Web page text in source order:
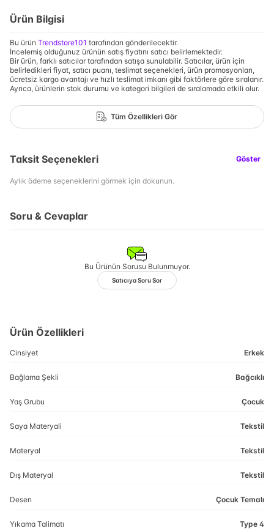
Ürün Bilgisi
Bu ürün Trendstore101 tarafından gönderilecektir.
İncelemiş olduğunuz ürünün satış fiyatını satıcı belirlemektedir.
Bir ürün, farklı satıcılar tarafından satışa sunulabilir. Satıcılar, ürün için
belirledikleri fiyat, satıcı puanı, teslimat seçenekleri, ürün promosyonları,
ücretsiz kargo avantajı ve hızlı teslimat imkanı gibi faktörlere göre sıralanır.
Ayrıca, ürünlerin stok durumu ve kategori bilgileri de sıralamada etkili olur.
Tüm Özellikleri Gör
Taksit Seçenekleri Göster
Aylık ödeme seçeneklerini görmek için dokunun.
Soru & Cevaplar
Bu Ürünün Sorusu Bulunmuyor.
Satıcıya Soru Sor
Ürün Özellikleri
Cinsiyet Erkek
Bağlama Şekli Bağcıklı
Yaş Grubu Çocuk
Saya Materyali Tekstil
Materyal Tekstil
Dış Materyal Tekstil
Desen Çocuk Temalı
Yıkama Talimatı Type 4